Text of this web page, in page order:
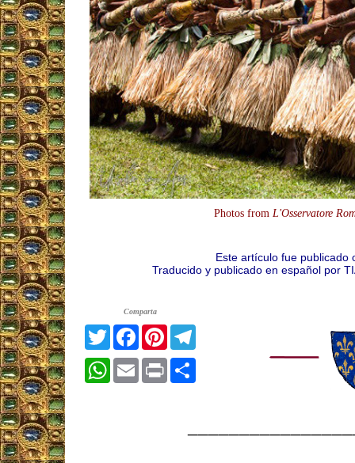
Photos from L'Osservatore
Este artículo fue publicado
Traducido y publicado en español por
Comparta
TwitterFacebook
PinterestTelegram
WhatsApp
EmailPrint Share